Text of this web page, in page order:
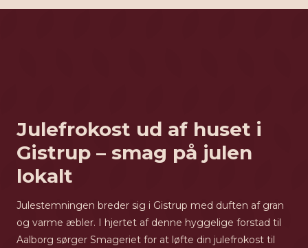
Julefrokost ud af huset i
Gistrup – smag på julen
lokalt
Julestemningen breder sig i Gistrup med duften af gran
og varme æbler. I hjertet af denne hyggelige forstad til
Aalborg sørger Smageriet for at løfte din julefrokost til